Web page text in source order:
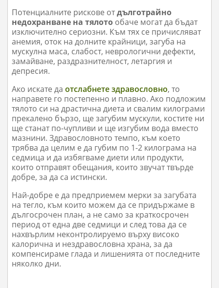
Потенциалните рискове отдълготрайно
недохранване на тялото обаче могат да бъдат
изключително сериозни. Към тях се причисляват
анемия, оток на долните крайници, загуба на
мускулна маса, слабост, неврологични дефекти,
замайване, раздразнителност, летаргия и
депресия.
Ако искате даотслабнете здравословно, то
направете го постепенно и плавно. Ако подложим
тялото си на драстична диета и свалим килограми
прекалено бързо, ще загубим мускули, костите ни
ще станат по-чупливи и ще изгубим вода вместо
мазнини. Здравословното темпо, към което
трябва да целим е да губим по 1-2 килограма на
седмица и да избягваме диети или продукти,
които отправят обещания, които звучат твърде
добре, за да са истински.
Най-добре е да предприемем мерки за загубата
на тегло, към които можем да се придържаме в
дългосрочен план, а не само за краткосрочен
период от една две седмици и след това да се
нахвърлим неконтролируемо върху високо
калорична и нездравословна храна, за да
компенсираме глада и лишенията от последните
няколко дни.